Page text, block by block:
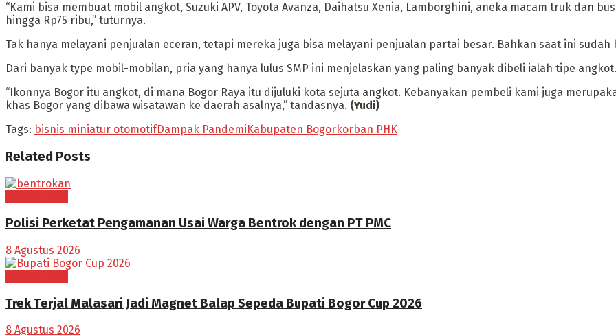
“Kami bisa membuat mobil angkot, Suzuki APV, Toyota Avanza, Daihatsu Xenia, Lamborghini, aneka macam truk dan
hingga Rp75 ribu,” tuturnya.
Tak hanya melayani penjualan eceran, tetapi mereka juga bisa melayani penjualan partai besar. Bahkan saat ini
Dari banyak type mobil-mobilan, pria yang hanya lulus SMP ini menjelaskan yang paling banyak dibeli ialah tipe
“Ikonnya Bogor itu angkot, di mana Bogor Raya itu dijuluki kota sejuta angkot. Kebanyakan pembeli kami juga
khas Bogor yang dibawa wisatawan ke daerah asalnya,” tandasnya. (Yudi)
Tags: bisnis miniatur otomotifDampak PandemiKabupaten Bogorkorban PHK
Related Posts
Polisi Perketat Pengamanan Usai Warga Bentrok dengan PT PMC
8 Agustus 2026
Trek Terjal Malasari Jadi Magnet Balap Sepeda Bupati Bogor Cup 2026
8 Agustus 2026